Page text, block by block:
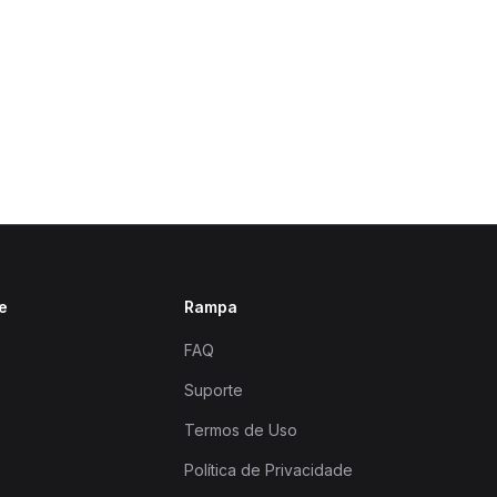
Rampa
FAQ
Suporte
Termos de Uso
Política de Privacidade